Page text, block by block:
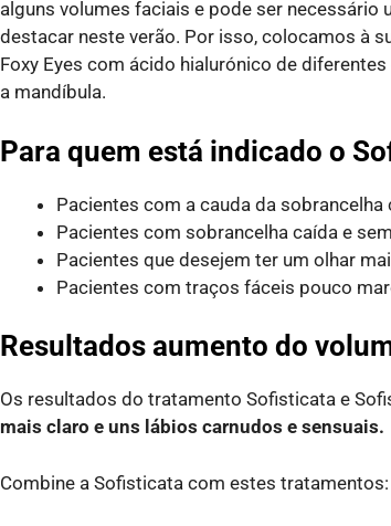
alguns volumes faciais e pode ser
destacar neste verão. Por isso, colocamos à
Foxy Eyes com ácido hialurónico de
a mandíbula.
Para quem está indicado o
Pacientes com a cauda da sobrancelha
Pacientes com sobrancelha caída e
Pacientes que desejem ter um olhar
Pacientes com traços fáceis pouco
Resultados aumento do
Os resultados do tratamento Sofisticata e
mais claro e uns lábios carnudos e sensuais.
Combine a Sofisticata com estes tratamentos: